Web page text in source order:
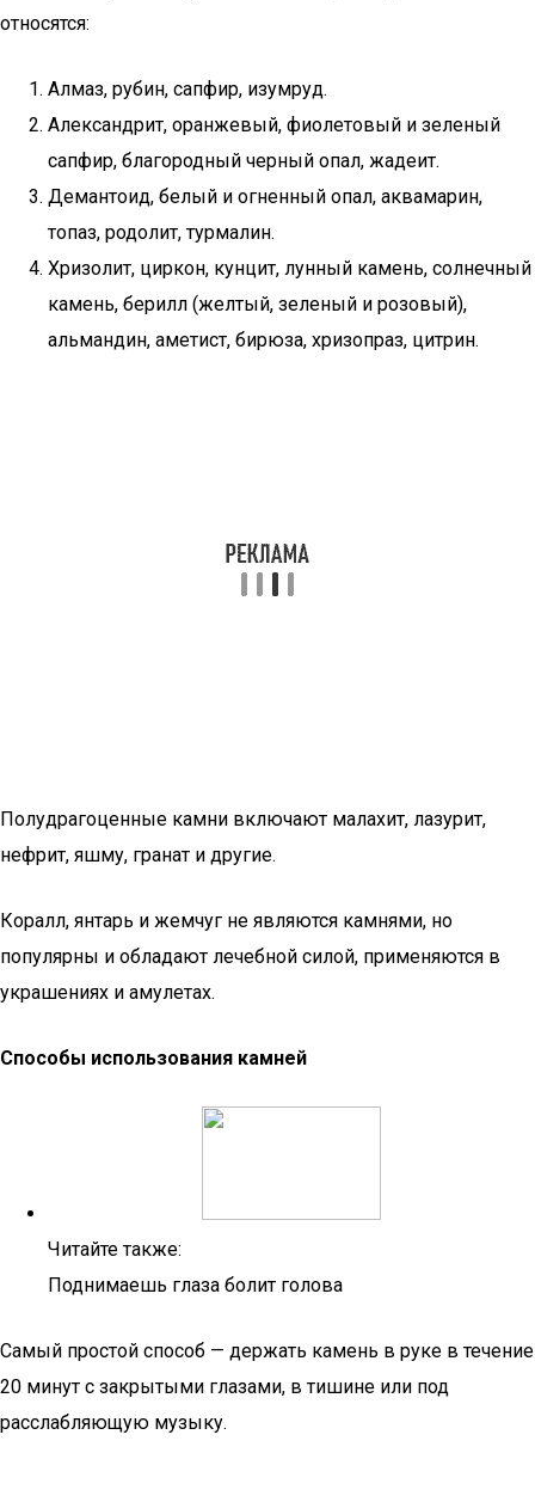
относятся:
Алмаз, рубин, сапфир, изумруд.
Александрит, оранжевый, фиолетовый и зеленый
сапфир, благородный черный опал, жадеит.
Демантоид, белый и огненный опал, аквамарин,
топаз, родолит, турмалин.
Хризолит, циркон, кунцит, лунный камень, солнечный
камень, берилл (желтый, зеленый и розовый),
альмандин, аметист, бирюза, хризопраз, цитрин.
Полудрагоценные камни включают малахит, лазурит,
нефрит, яшму, гранат и другие.
Коралл, янтарь и жемчуг не являются камнями, но
популярны и обладают лечебной силой, применяются в
украшениях и амулетах.
Способы использования камней
Читайте также:
Поднимаешь глаза болит голова
Самый простой способ — держать камень в руке в течение
20 минут с закрытыми глазами, в тишине или под
расслабляющую музыку.